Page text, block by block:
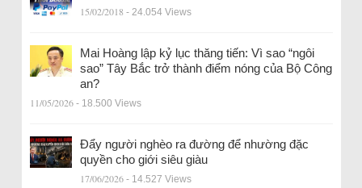
15/02/2018 - 24.054 Views
Mai Hoàng lập kỷ lục thăng tiến: Vì sao “ngôi
sao” Tây Bắc trở thành điểm nóng của Bộ Công
an?
11/05/2026 - 18.500 Views
Đẩy người nghèo ra đường để nhường đặc
quyền cho giới siêu giàu
17/06/2026 - 14.527 Views